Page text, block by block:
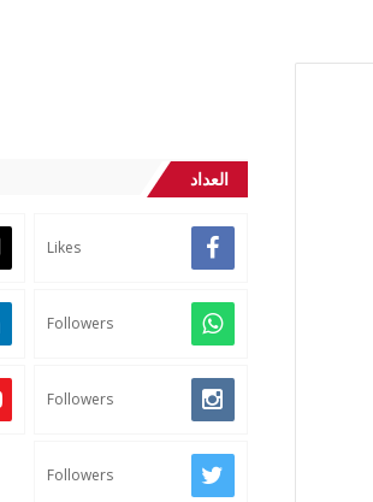
العداد
Likes
Followers
Followers
Followers